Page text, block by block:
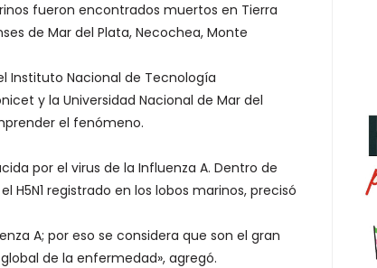
fueron encontrados muertos en Tierra
de Mar del Plata, Necochea, Monte
Instituto Nacional de Tecnología
y la Universidad Nacional de Mar del
el fenómeno.
por el virus de la Influenza A. Dentro de
H5N1 registrado en los lobos marinos, precisó
A; por eso se considera que son el gran
de la enfermedad», agregó.